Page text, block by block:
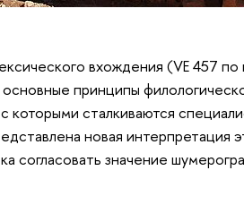
вхождения (VE 457
принципы
которыми сталкиваются
новая интерпретация
согласовать значение